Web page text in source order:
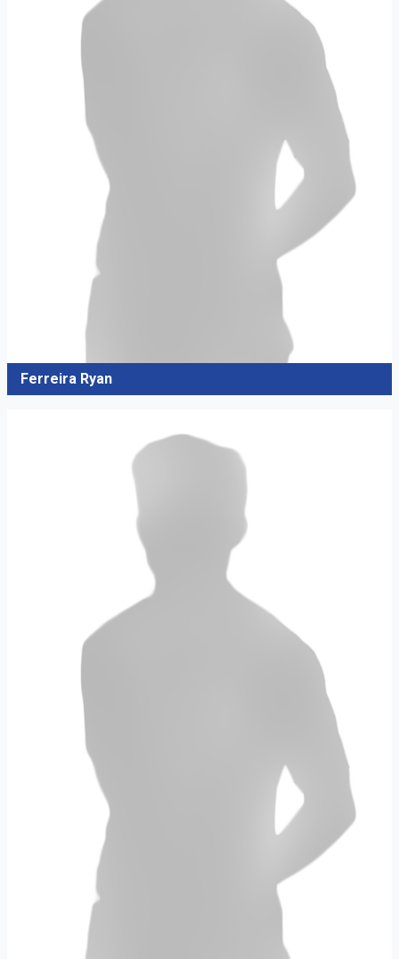
Ferreira Ryan